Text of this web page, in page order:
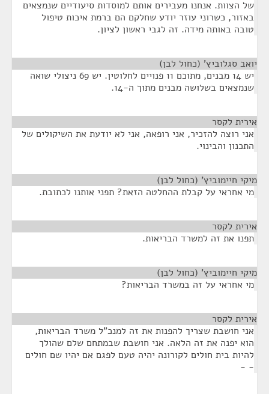
של הצוות. אנחנו מעבירים אותם למוסדות סיעודיים שנמצאים
באזור, כשרוני עוזר יודע שחלקם הם ברמת איכות טיפול
טובה באותה מידה. זה לגבי ראשון לציון.
יואב סגלוביץ' (כחול לבן)
יש 14 מבנים, מתוכם 11 פנויים לחלוטין. יש 69 ניצולי שואה
שנמצאים בשלושה מבנים מתוך ה-14.
אירית לקסר
אני רוצה להזכיר, אני רופאה, אני לא יודעת את השיקולים של
התכנון והבינוי.
מיקי חיימוביץ' (כחול לבן)
מי אחראי על קבלת ההחלטה הזאת? תפני אותנו לכתובת.
אירית לקסר
תפנו את זה למשרד הבריאות.
מיקי חיימוביץ' (כחול לבן)
מי אחראי על זה במשרד הבריאות?
אירית לקסר
אני חושבת שצריך להפנות את זה למנכ"ל משרד הבריאות,
הוא יפנה את זה הלאה. אני חושבת שבמתחם שלם שהולך
להיות בית חולים לקורונה יהיה טעם לפגם אם יהיו שם חולים
- -